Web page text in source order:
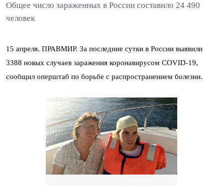
Общее число зараженных в России составило 24 490
человек
15 апреля. ПРАВМИР. За последние сутки в России выявили
3388 новых случаев заражения коронавирусом COVID-19,
сообщил оперштаб по борьбе с распространением болезни.